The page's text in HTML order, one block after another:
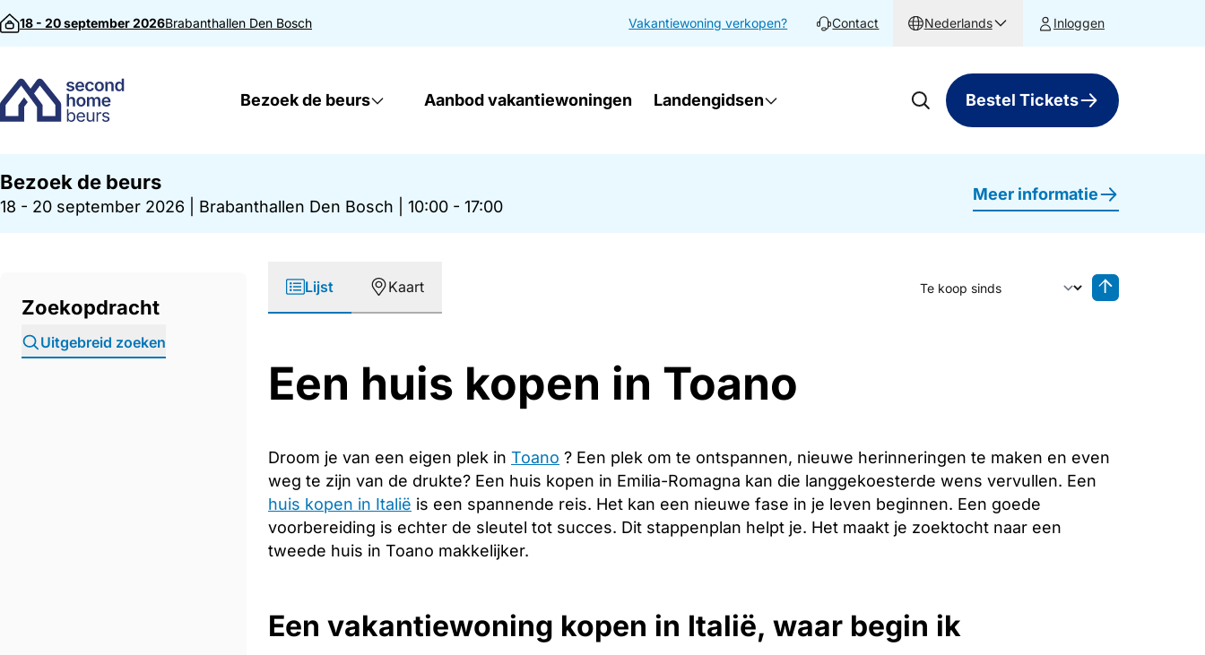
Direct naar inhoud
18 - 20 september 2026Brabanthallen Den Bosch Vakantiewoning verkopen? Contact Nederlands Inloggen
Bezoek de beurs Aanbod vakantiewoningen Landengidsen Bestel Tickets
Bezoek de beurs
18 - 20 september 2026 Brabanthallen Den Bosch 10:00 - 17:00
Meer informatie
Zoekopdracht
Uitgebreid zoeken
Lijst Kaart
Sorteer op
Een huis kopen in Toano
Droom je van een eigen plek in Toano ? Een plek om te ontspannen, nieuwe herinneringen te maken en even
weg te zijn van de drukte? Een huis kopen in Emilia-Romagna kan die langgekoesterde wens vervullen. Een
huis kopen in Italië is een spannende reis. Het kan een nieuwe fase in je leven beginnen. Een goede
voorbereiding is echter de sleutel tot succes. Dit stappenplan helpt je. Het maakt je zoektocht naar een
tweede huis in Toano makkelijker.
Een vakantiewoning kopen in Italië, waar begin ik